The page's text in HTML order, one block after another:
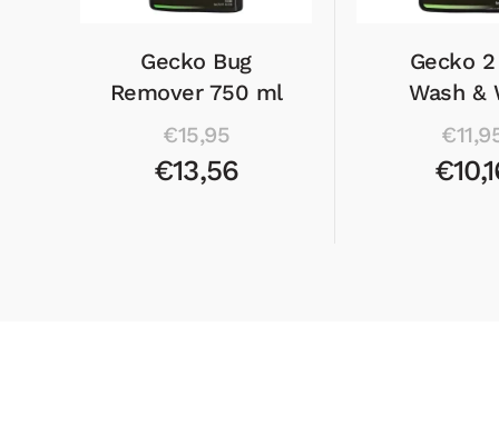
Gecko Bug
Remover 750 ml
€15,95
€13,56
Gecko 2
Wash &